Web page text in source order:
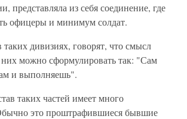
представляла из себя соединение, где
офицеры и минимум солдат.
дивизиях, говорят, что смысл
можно сформулировать так: "Сам
и выполняешь".
таких частей имеет много
это проштрафившиеся бывшие